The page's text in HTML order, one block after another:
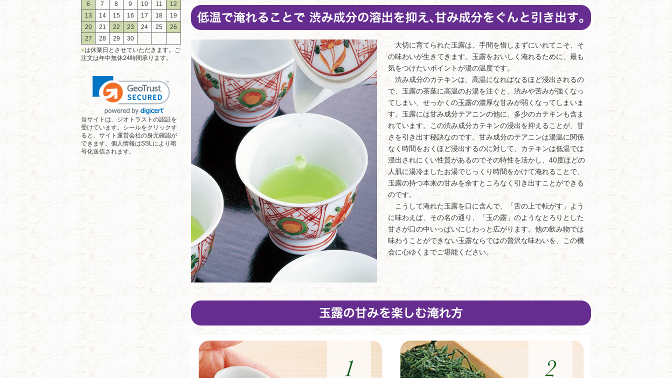
6
7 8 9 10 11
12
13
14 15 16 17 18
19
20
21 22 23 24 25
26
27
28 29
30
■は休業日とさせていただきます。ご
注文は年中無休24時間承ります。
当サイトは、ジオトラストの認証を
受けています。シールをクリックす
ると、サイト運営会社の身元確認が
できます。個人情報はSSLにより暗
号化送信されます。
大切に育てられた玉露は、手間を惜しまずにいれてこそ、そ
の味わいが生きてきます。玉露をおいしく淹れるために、最も
気をつけたいポイントが湯の温度です。
渋み成分のカテキンは、高温になればなるほど浸出されるの
で、玉露の茶葉に高温のお湯を注ぐと、渋みや苦みが強くなっ
てしまい、せっかくの玉露の濃厚な甘みが弱くなってしまいま
す。玉露には甘み成分テアニンの他に、多少のカテキンも含ま
れています。この渋み成分カテキンの浸出を抑えることが、甘
さを引き出す秘訣なのです。甘み成分のテアニンは湯温に関係
なく時間をおくほど浸出するのに対して、カテキンは低温では
浸出されにくい性質があるのでその特性を活かし、40度ほどの
人肌に湯冷ましたお湯でじっくり時間をかけて淹れることで、
玉露の持つ本来の甘みを余すところなく引き出すことができる
のです。
こうして淹れた玉露を口に含んで、「舌の上で転がす」よう
に味わえば、その名の通り、「玉の露」のようなとろりとした
甘さが口の中いっぱいにじわっと広がります。他の飲み物では
味わうことができない玉露ならではの贅沢な味わいを、この機
会に心ゆくまでご堪能ください。